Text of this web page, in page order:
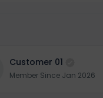
Customer 01
Member Since Jan 2026